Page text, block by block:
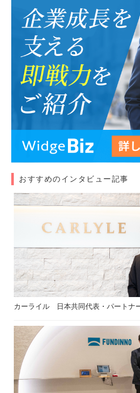
おすすめのインタビュー記事
カーライル 日本共同代表・パートナ